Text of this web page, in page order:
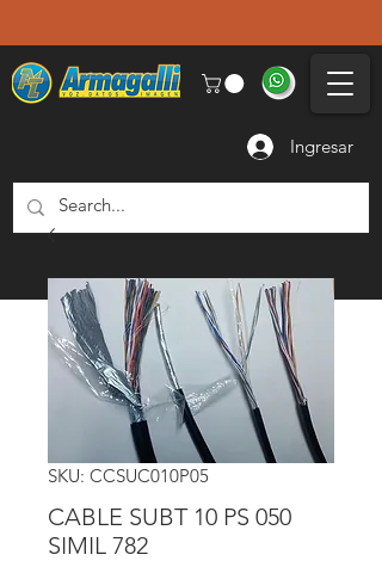
Ingresar
SKU: CCSUC010P05
CABLE SUBT 10 PS 050
SIMIL 782